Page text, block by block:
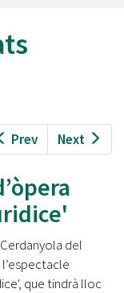
Prev Next
del
que tindrà lloc